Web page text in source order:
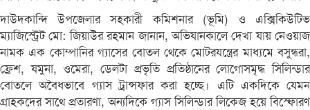
দাউদকান্দি উপজেলার সহকারী কমিশনার (ভূমি) ও এক্সিকিউটিভ
ম্যাজিস্ট্রেট মো: জিয়াউর রহমান জানান, অভিযানকালে দেখা যায় নেওয়াজ
নামক এক কোম্পানির গ্যাসের বোতল থেকে মোটরযন্ত্রের মাধ্যমে বসুন্ধরা,
ফ্রেশ, যমুনা, ওমেরা, ডেলটা প্রভৃতি প্রতিষ্ঠানের লোগোসমৃদ্ধ সিলিন্ডার
বোতলে অবৈধভাবে গ্যাস ট্রান্সফার করা হচ্ছে। এটি একদিকে যেমন
গ্রাহকদের সাথে প্রতারণা, অন্যদিকে গ্যাস সিলিন্ডার লিকেজ হয়ে বিস্ফোরণ